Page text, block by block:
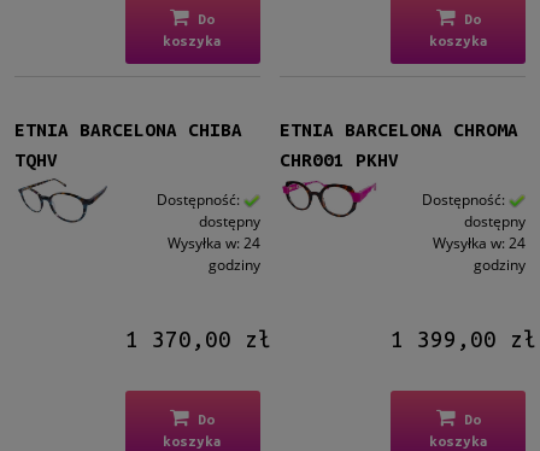
Do
koszyka
Do
koszyka
ETNIA BARCELONA CHIBA
TQHV
Dostępność:
dostępny
Wysyłka w: 24
godziny
1 370,00 zł
Do
koszyka
ETNIA BARCELONA CHROMA
CHR001 PKHV
Dostępność:
dostępny
Wysyłka w: 24
godziny
1 399,00 zł
Do
koszyka